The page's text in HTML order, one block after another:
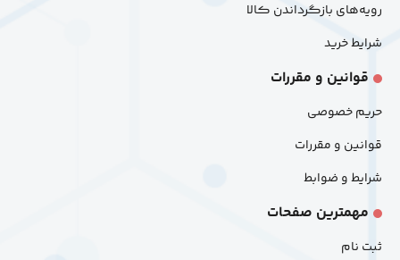
رویه‌های بازگرداندن کالا
شرایط خرید
قوانین و مقررات
حریم خصوصی
قوانین و مقررات
شرایط و ضوابط
مهمترین صفحات
ثبت نام